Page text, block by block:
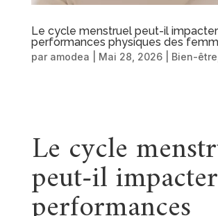
Le cycle menstruel peut-il
performances physiques des
par amodea Mai 28, 2026| Bien-être
Le cycle
peut-il